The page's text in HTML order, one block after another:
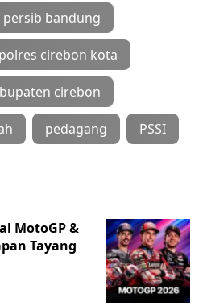
persib bandung
polres cirebon kota
cirebon
pedagang PSSI
MotoGP &
Tayang